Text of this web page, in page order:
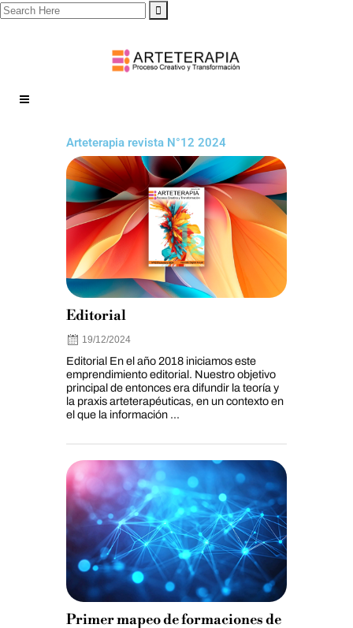
Arteterapia revista N°12 2024
Editorial
19/12/2024
Editorial En el año 2018 iniciamos este
emprendimiento editorial. Nuestro objetivo
principal de entonces era difundir la teoría y
la praxis arteterapéuticas, en un contexto en
el que la información ...
Primer mapeo de formaciones de